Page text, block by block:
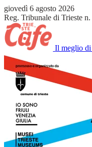
giovedì 6 agosto 2026
Reg. Tribunale di Trieste
Il meglio